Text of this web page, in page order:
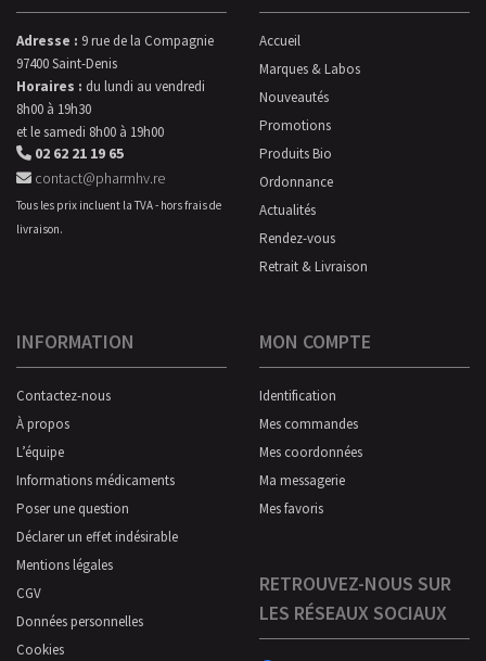
Adresse : 9 rue de la Compagnie
97400 Saint-Denis
Horaires : du lundi au vendredi
8h00 à 19h30
et le samedi 8h00 à 19h00
02 62 21 19 65
contact@pharmhv.re
Tous les prix incluent la TVA - hors frais de
livraison.
Accueil
Marques & Labos
Nouveautés
Promotions
Produits Bio
Ordonnance
Actualités
Rendez-vous
Retrait & Livraison
INFORMATION
Contactez-nous
À propos
L’équipe
Informations médicaments
Poser une question
Déclarer un effet indésirable
Mentions légales
CGV
Données personnelles
Cookies
MON COMPTE
Identification
Mes commandes
Mes coordonnées
Ma messagerie
Mes favoris
RETROUVEZ-NOUS SUR
LES RÉSEAUX SOCIAUX